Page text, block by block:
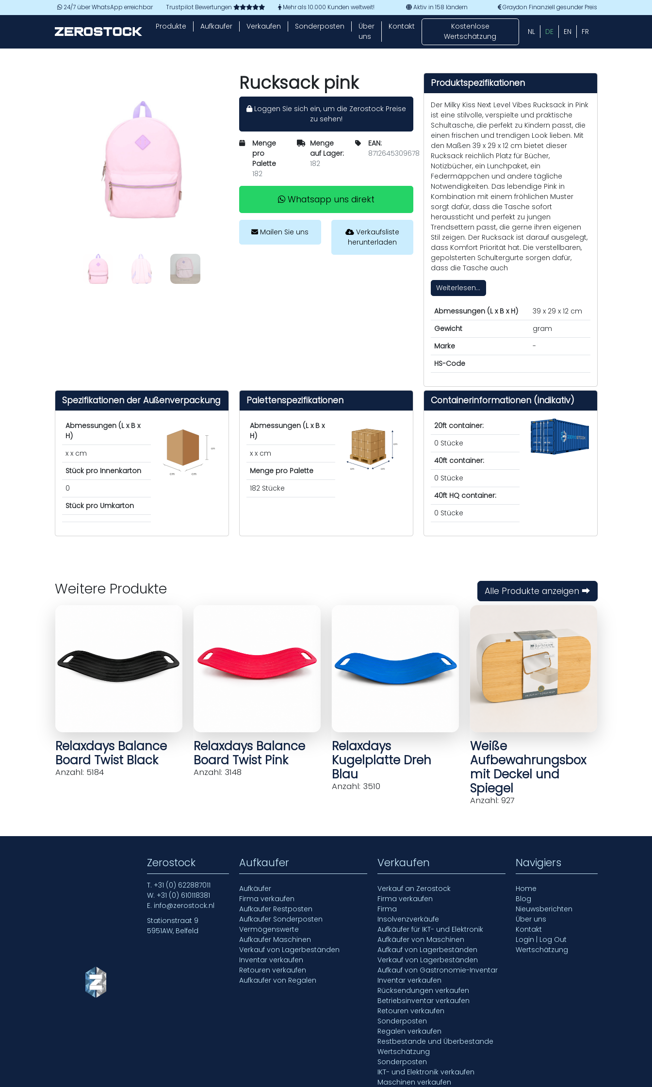
Skip to main content24/7 über WhatsApp erreichbar Trustpilot Bewertungen Mehr als 10.000 Kunden weltweit! Aktiv in 158 ländern Graydon Finanziell gesunder Preis
Produkte Aufkaufer Verkaufen Sonderposten
Über
uns
Kontakt
Kostenlose
Wertschätzung
NL DE EN FR
Rucksack pink
Loggen Sie sich ein, um die Zerostock Preise
zu sehen!
Menge
pro
Palette
182
Menge
auf Lager:
182
EAN:
8712645309678
Whatsapp uns direkt
Mailen Sie uns
Verkaufsliste
herunterladen
Produktspezifikationen
Der Milky Kiss Next Level Vibes Rucksack in Pink
ist eine stilvolle, verspielte und praktische
Schultasche, die perfekt zu Kindern passt, die
einen frischen und trendigen Look lieben. Mit
den Maßen 39 x 29 x 12 cm bietet dieser
Rucksack reichlich Platz für Bücher,
Notizbücher, ein Lunchpaket, ein
Federmäppchen und andere tägliche
Notwendigkeiten. Das lebendige Pink in
Kombination mit einem fröhlichen Muster
sorgt dafür, dass die Tasche sofort
heraussticht und perfekt zu jungen
Trendsettern passt, die gerne ihren eigenen
Stil zeigen. Der Rucksack ist darauf ausgelegt,
dass Komfort Priorität hat. Die verstellbaren,
gepolsterten Schultergurte sorgen dafür,
dass die Tasche auch
Weiterlesen...
Abmessungen (L x B x H)
39 x 29 x 12 cm
Gewicht
gram
Marke
-
HS-Code
Spezifikationen der Außenverpackung
Abmessungen (L x B x
H)
x x cm
Stück pro Innenkarton
0
Stück pro Umkarton
cm cm
cm
Palettenspezifikationen
Abmessungen (L x B x
H)
x x cm
Menge pro Palette
182 Stücke
cm cm
cm
Containerinformationen (indikativ)
20ft container:
0 Stücke
40ft container:
0 Stücke
40ft HQ container:
0 Stücke
Weitere Produkte Alle Produkte anzeigen ⮕
Relaxdays Balance
Board Twist Black
Anzahl: 5184
Relaxdays Balance
Board Twist Pink
Anzahl: 3148
Relaxdays
Kugelplatte Dreh
Blau
Anzahl: 3510
Weiße
Aufbewahrungsbox
mit Deckel und
Spiegel
Anzahl: 927
Zerostock
T. +31 (0) 622887011
W. +31 (0) 610118381
E. info@zerostock.nl
Stationstraat 9
5951AW, Belfeld
Aufkaufer
Aufkäufer
Firma verkaufen
Aufkaufer Restposten
Aufkaufer Sonderposten
Vermögenswerte
Aufkaufer Maschinen
Verkauf von Lagerbeständen
Inventar verkaufen
Retouren verkaufen
Aufkaufer von Regalen
Verkaufen
Verkauf an Zerostock
Firma verkaufen
Firma
Insolvenzverkäufe
Aufkäufer für IKT- und Elektronik
Aufkäufer von Maschinen
Aufkauf von Lagerbeständen
Verkauf von Lagerbeständen
Aufkauf von Gastronomie-Inventar
Inventar verkaufen
Rücksendungen verkaufen
Betriebsinventar verkaufen
Retouren verkaufen
Sonderposten
Regalen verkaufen
Restbestande und Überbestande
Wertschätzung
Sonderposten
IKT- und Elektronik verkaufen
Maschinen verkaufen
Navigiers
Home
Blog
Nieuwsberichten
Über uns
Kontakt
Login | Log Out
Wertschätzung